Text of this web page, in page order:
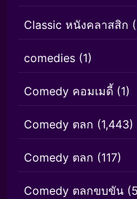
Classic หนังคลาสสิก
comedies (1)
Comedy คอมเมดี้ (1)
Comedy ตลก (1,443)
Comedy ตลก (117)
Comedy ตลกขบขัน